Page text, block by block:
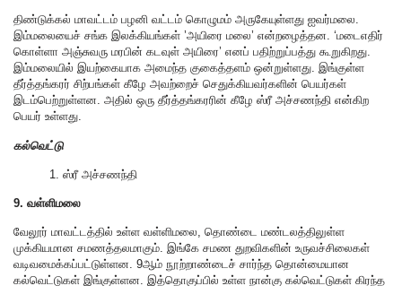
திண்டுக்கல் மாவட்டம் பழனி வட்டம் கொழுமம் அருகேயுள்ளது ஐவர்மலை.
இம்மலையைச் சங்க இலக்கியங்கள் ’அயிரை மலை’ என்றழைத்தன. ‘மடைஎதிர்
கொள்ளா அஞ்சுவரு மரபின் கடவுள் அயிரை’ எனப் பதிற்றுப்பத்து கூறுகிறது.
இம்மலையில் இயற்கையாக அமைந்த குகைத்தளம் ஒன்றுள்ளது. இங்குள்ள
தீர்த்தங்கரர் சிற்பங்கள் கீழே அவற்றைச் செதுக்கியவர்களின் பெயர்கள்
இடம்பெற்றுள்ளன. அதில் ஒரு தீர்த்தங்கரரின் கீழே ஸ்ரீ அச்சணந்தி என்கிற
பெயர் உள்ளது.
கல்வெட்டு
1. ஸ்ரீ அச்சணந்தி
9. வள்ளிமலை
வேலூர் மாவட்டத்தில் உள்ள வள்ளிமலை, தொண்டை மண்டலத்திலுள்ள
முக்கியமான சமணத்தலமாகும். இங்கே சமண துறவிகளின் உருவச்சிலைகள்
வடிவமைக்கப்பட்டுள்ளன. 9ஆம் நூற்றாண்டைச் சார்ந்த தொன்மையான
கல்வெட்டுகள் இங்குள்ளன. இத்தொகுப்பில் உள்ள நான்கு கல்வெட்டுகள் கிரந்த